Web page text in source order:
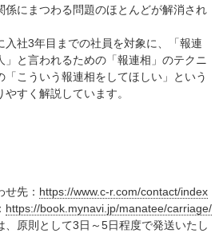
係にまつわる問題のほとんどが解消され
社3年目までの社員を対象に、「報連
と言われるための「報連相」のテクニ
「こういう報連相をしてほしい」という
すく解説しています。
先： https://www.c-r.com/contact/index
https://book.mynavi.jp/manatee/carriage/
原則として3日～5日程度で発送いたし